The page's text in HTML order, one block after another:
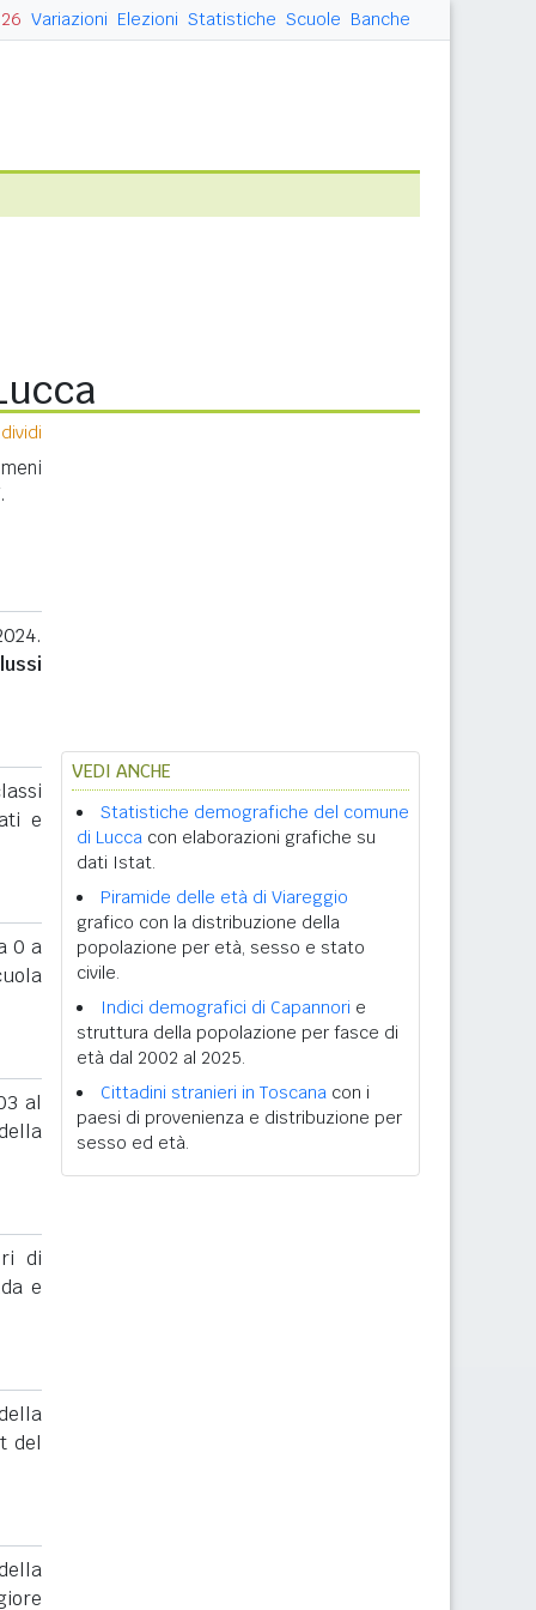
Variazioni Elezioni Statistiche Scuole Banche
e
0 a
al
di
e
del
VEDI ANCHE
Statistiche demografiche del comune
di Lucca con elaborazioni grafiche su
dati Istat.
Piramide delle età di Viareggio
grafico con la distribuzione della
popolazione per età, sesso e stato
civile.
Indici demografici di Capannori e
struttura della popolazione per fasce di
età dal 2002 al 2025.
Cittadini stranieri in Toscana con i
paesi di provenienza e distribuzione per
sesso ed età.